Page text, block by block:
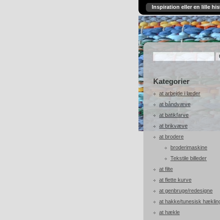
Inspiration eller en lille
Kategorier
at arbejde i læder
at båndvæve
at batikfarve
at brikvæve
at brodere
broderimaskine
Tekstile billeder
at filte
at flette kurve
at genbruge/redesigne
at hakke/tunesisk
at hækle